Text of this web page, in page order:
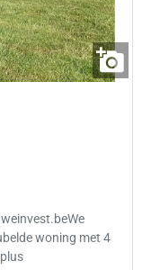
woning met 4